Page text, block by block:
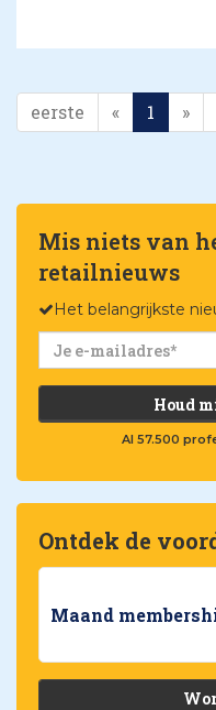
eerste « 1 »
Mis niets van
retailnieuws
Het belangrijkste
Houd
Al 57.500
Ontdek de
Maand